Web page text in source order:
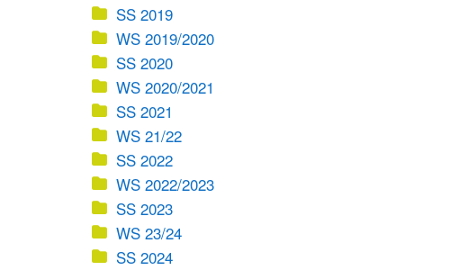
SS 2019
WS 2019/2020
SS 2020
WS 2020/2021
SS 2021
WS 21/22
SS 2022
WS 2022/2023
SS 2023
WS 23/24
SS 2024